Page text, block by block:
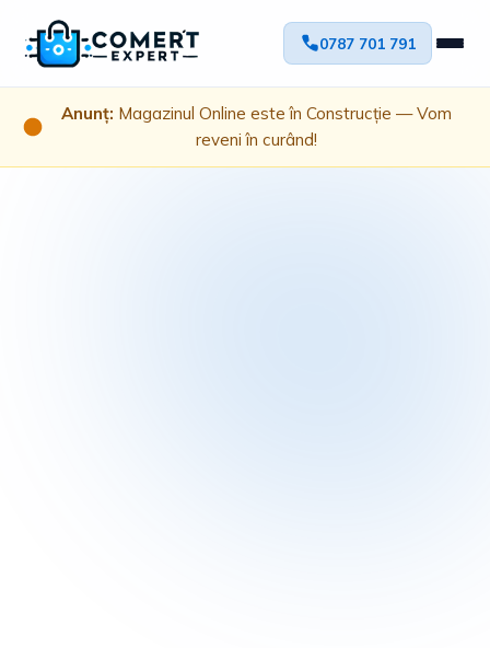
0787 701 791
Anunț: Magazinul Online este în Construcție — Vom
reveni în curând!